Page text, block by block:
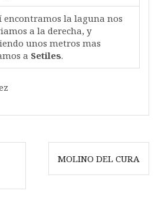
encontramos la laguna nos
a la derecha, y
unos metros mas
a Setiles.
MOLINO DEL CURA